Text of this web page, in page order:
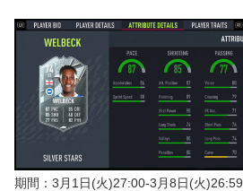
期間：3月1日(火)27:00-3月8日(火)26:59